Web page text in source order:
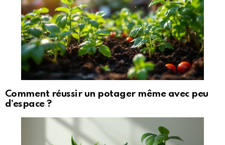
Comment réussir un potager même avec peu
d’espace ?